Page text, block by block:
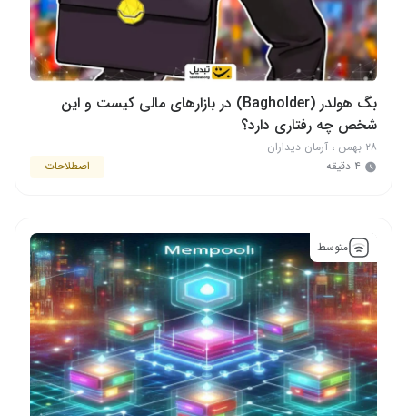
بگ هولدر (Bagholder) در بازارهای مالی کیست و این
شخص چه رفتاری دارد؟
۲۸ بهمن ، آرمان دیداران
۴ دقیقه
اصطلاحات
متوسط